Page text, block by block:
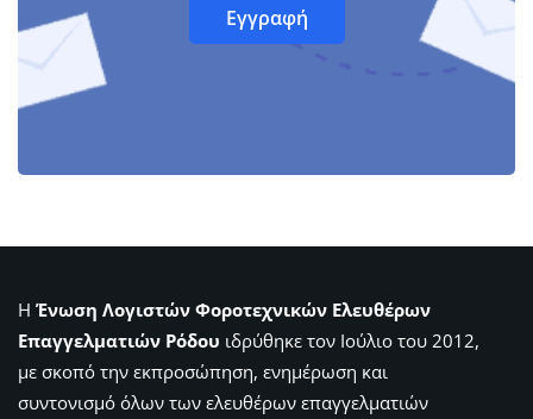
Η Ένωση Λογιστών Φοροτεχνικών Ελευθέρων
Επαγγελματιών Ρόδου ιδρύθηκε τον Ιούλιο του 2012,
με σκοπό την εκπροσώπηση, ενημέρωση και
συντονισμό όλων των ελευθέρων επαγγελματιών